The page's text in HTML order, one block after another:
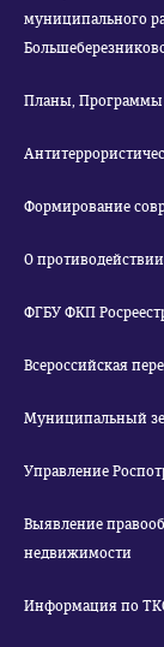
муниципального
Планы, Программы
Формирование
О
ФГБУ ФКП
Всероссийская
Муниципальный
Управление
Выявление
недвижимости
Информация по